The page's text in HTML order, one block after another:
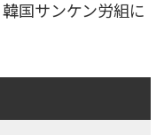
国サンケン労組に